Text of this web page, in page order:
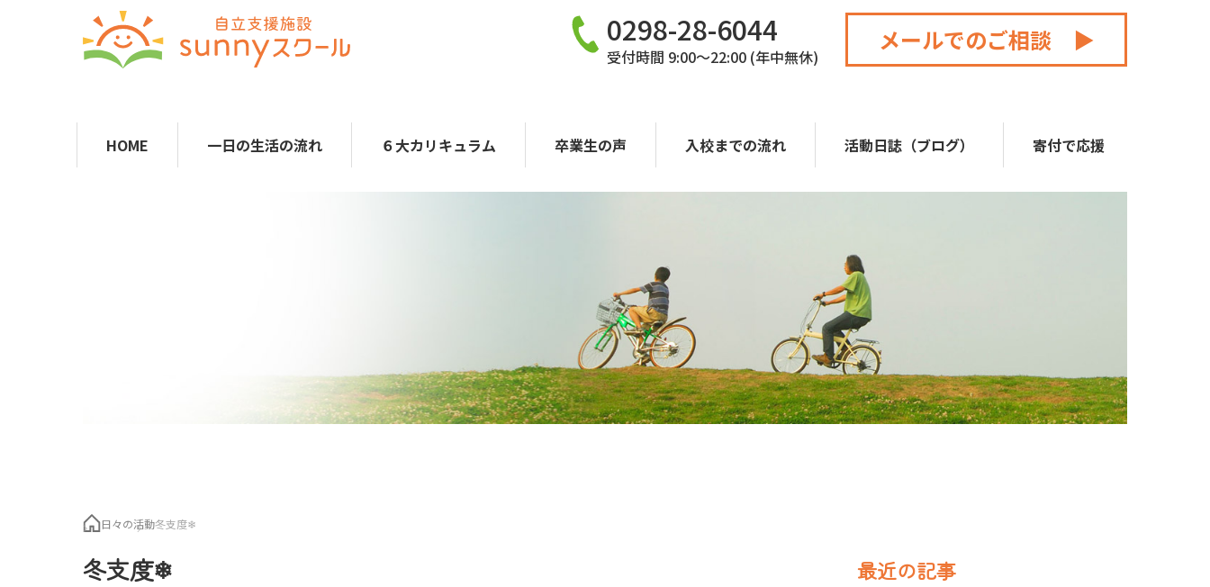
0298-28-6044
受付時間 9:00〜22:00 (年中無休)
メールでのご相談 ▶
HOME 一日の生活の流れ ６大カリキュラム 卒業生の声 入校までの流れ 活動日誌（ブログ） 寄付で応援
日々の活動冬支度❄
冬支度❄ 最近の記事